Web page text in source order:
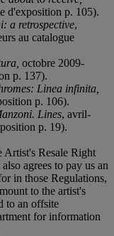
d'exposition p. 105).
a retrospective,
au catalogue
octobre 2009-
p. 137).
Linea infinita
p. 106).
Lines, avril-
p. 19).
Resale Right
agrees to pay us an
in those Regulations,
to the artist's
to an offsite
for information